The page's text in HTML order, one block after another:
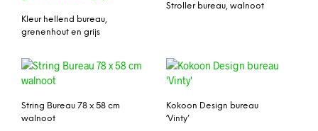
Kleur hellend bureau,
grenenhout en grijs
Stroller bureau, walnoot
String Bureau 78 x 58 cm
walnoot
Kokoon Design bureau
‘Vinty’